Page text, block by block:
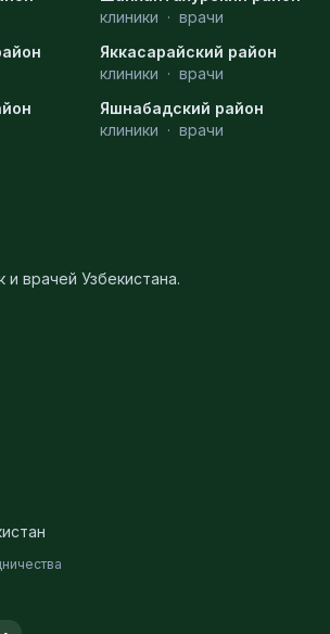
клиники · врачи
Яккасарайский район
клиники · врачи
Яшнабадский район
клиники · врачи
и врачей Узбекистана.